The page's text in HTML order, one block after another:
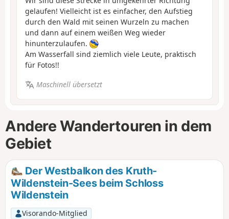
gelaufen! Vielleicht ist es einfacher, den Aufstieg
durch den Wald mit seinen Wurzeln zu machen
und dann auf einem weißen Weg wieder
hinunterzulaufen.
Am Wasserfall sind ziemlich viele Leute, praktisch
für Fotos!!
Maschinell übersetzt
Andere Wandertouren in dem
Gebiet
Der Westbalkon des Kruth-
Wildenstein-Sees beim Schloss
Wildenstein
Visorando-Mitglied